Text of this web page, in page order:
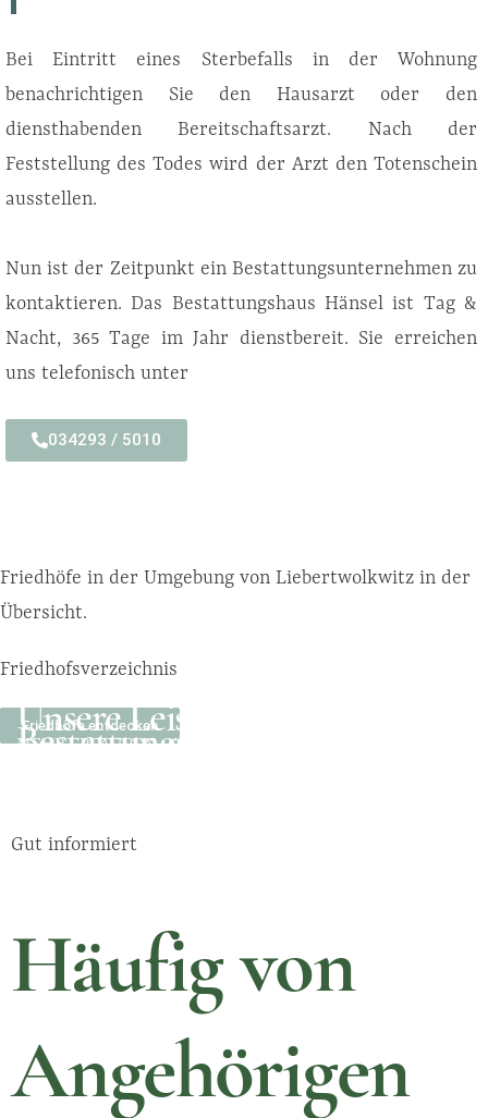
Bei Eintritt eines Sterbefalls in der Wohnung
benachrichtigen Sie den Hausarzt oder den
diensthabenden Bereitschaftsarzt. Nach der
Feststellung des Todes wird der Arzt den Totenschein
ausstellen.
Nun ist der Zeitpunkt ein Bestattungsunternehmen zu
kontaktieren. Das Bestattungshaus Hänsel ist Tag &
Nacht, 365 Tage im Jahr dienstbereit. Sie erreichen
uns telefonisch unter
034293 / 5010
Unsere Leistungen
MEHR ERFAHREN
Friedhöfe in der Umgebung von Liebertwolkwitz in der
Übersicht.
Friedhofsverzeichnis
Friedhöfe entdecken
Bestattungsarten
Gut informiert
Häufig von
Angehörigen